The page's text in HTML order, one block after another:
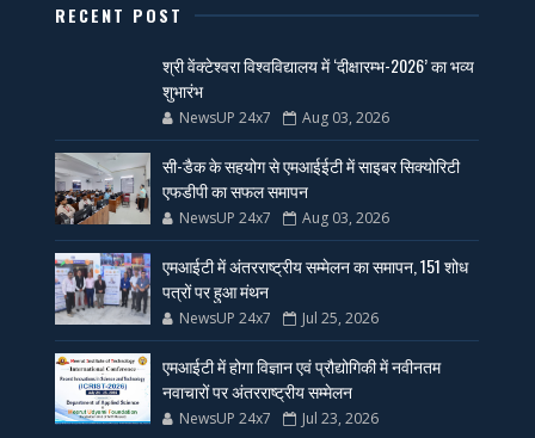
RECENT POST
श्री वेंक्टेश्वरा विश्वविद्यालय में ‘दीक्षारम्भ-2026’ का भव्य
शुभारंभ
NewsUP 24x7 Aug 03, 2026
सी-डैक के सहयोग से एमआईईटी में साइबर सिक्योरिटी
एफडीपी का सफल समापन
NewsUP 24x7 Aug 03, 2026
एमआईटी में अंतरराष्ट्रीय सम्मेलन का समापन, 151 शोध
पत्रों पर हुआ मंथन
NewsUP 24x7 Jul 25, 2026
एमआईटी में होगा विज्ञान एवं प्रौद्योगिकी में नवीनतम
नवाचारों पर अंतरराष्ट्रीय सम्मेलन
NewsUP 24x7 Jul 23, 2026